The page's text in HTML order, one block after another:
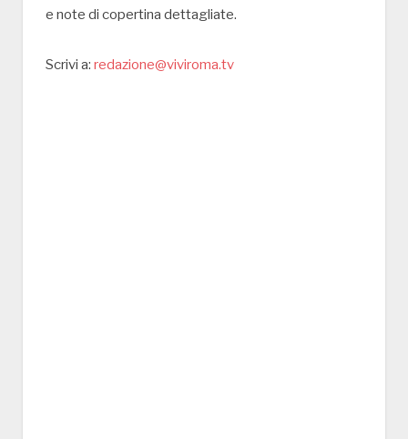
e note di copertina dettagliate.
Scrivi a: redazione@viviroma.tv